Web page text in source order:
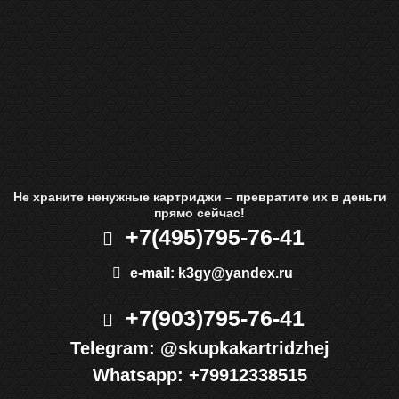
Не храните ненужные картриджи – превратите их в деньги
прямо сейчас!
+7(495)795-76-41
e-mail: k3gy@yandex.ru
+7(903)795-76-41
Telegram: @skupkakartridzhej
Whatsapp: +79912338515